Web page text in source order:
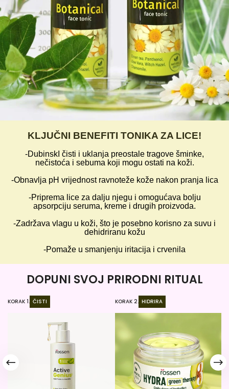
KLJUČNI BENEFITI TONIKA ZA LICE!
-DubinskI čisti i uklanja preostale tragove šminke,
nečistoća i sebuma koji mogu ostati na koži.
-Obnavlja pH vrijednost ravnoteže kože nakon pranja lica
-Priprema lice za dalju njegu i omogućava bolju
apsorpciju seruma, kreme i drugih proizvoda.
-Zadržava vlagu u koži, što je posebno korisno za suvu i
dehidriranu kožu
-Pomaže u smanjenju iritacija i crvenila
DOPUNI SVOJ PRIRODNI RITUAL
KORAK 1. ČISTI KORAK 2. HIDRIRA